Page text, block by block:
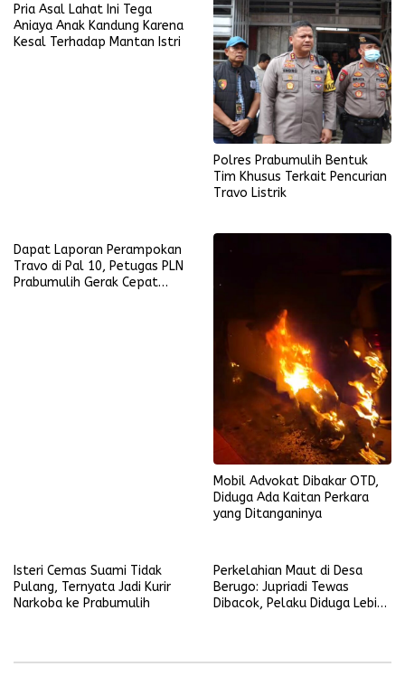
Pria Asal Lahat Ini Tega
Aniaya Anak Kandung Karena
Kesal Terhadap Mantan Istri
Polres Prabumulih Bentuk
Tim Khusus Terkait Pencurian
Travo Listrik
Dapat Laporan Perampokan
Travo di Pal 10, Petugas PLN
Prabumulih Gerak Cepat
Mobil Advokat Dibakar OTD,
Diduga Ada Kaitan Perkara
yang Ditanganinya
Isteri Cemas Suami Tidak
Pulang, Ternyata Jadi Kurir
Narkoba ke Prabumulih
Perkelahian Maut di Desa
Berugo: Jupriadi Tewas
Dibacok, Pelaku Diduga Lebih